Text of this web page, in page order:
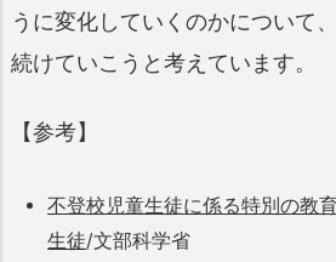
うに変化していくのかについて
続けていこうと考えています。
【参考】
不登校児童生徒に係る特別の教
生徒/文部科学省